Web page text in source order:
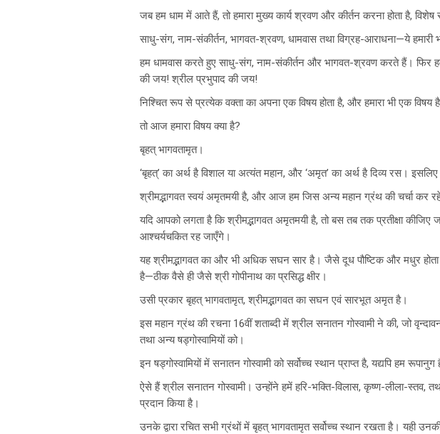
जब हम धाम में आते हैं, तो हमारा मुख्य कार्य श्रवण और कीर्तन करना होता है, विशेष
साधु-संग, नाम-संकीर्तन, भागवत-श्रवण, धामवास तथा विग्रह-आराधना—ये हमारी
हम धामवास करते हुए साधु-संग, नाम-संकीर्तन और भागवत-श्रवण करते हैं। फिर
की जय! श्रील प्रभुपाद की जय!
निश्चित रूप से प्रत्येक वक्ता का अपना एक विषय होता है, और हमारा भी एक
तो आज हमारा विषय क्या है?
बृहत् भागवतामृत।
‘बृहत्’ का अर्थ है विशाल या अत्यंत महान, और ‘अमृत’ का अर्थ है दिव्य रस।
श्रीमद्भागवत स्वयं अमृतमयी है, और आज हम जिस अन्य महान ग्रंथ की चर्चा कर रहे
यदि आपको लगता है कि श्रीमद्भागवत अमृतमयी है, तो बस तब तक प्रतीक्षा
आश्चर्यचकित रह जाएँगे।
यह श्रीमद्भागवत का और भी अधिक सघन सार है। जैसे दूध पौष्टिक और मधुर
है—ठीक वैसे ही जैसे श्री गोपीनाथ का प्रसिद्ध क्षीर।
उसी प्रकार बृहत् भागवतामृत, श्रीमद्भागवत का सघन एवं सारभूत अमृत है।
इस महान ग्रंथ की रचना 16वीं शताब्दी में श्रील सनातन गोस्वामी ने की, जो
तथा अन्य षड्गोस्वामियों को।
इन षड्गोस्वामियों में सनातन गोस्वामी को सर्वोच्च स्थान प्राप्त है, यद्यपि हम
ऐसे हैं श्रील सनातन गोस्वामी। उन्होंने हमें हरि-भक्ति-विलास, कृष्ण-लीला-
प्रदान किया है।
उनके द्वारा रचित सभी ग्रंथों में बृहत् भागवतामृत सर्वोच्च स्थान रखता है। यही